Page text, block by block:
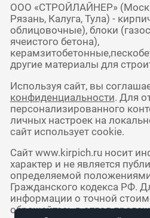
ООО «СТРОЙЛАЙНЕР»
Рязань, Калуга, Тула) -
облицовочные), блоки
ячеистого бетона),
другие материалы для
Используя сайт, вы
конфиденциальности. Для
персонализированного
личных настроек на
сайт использует cookie.
Сайт www.kirpich.ru носит
характер и не является
определяемой
Гражданского кодекса РФ.
информации о точной
обращайтесь в отдел